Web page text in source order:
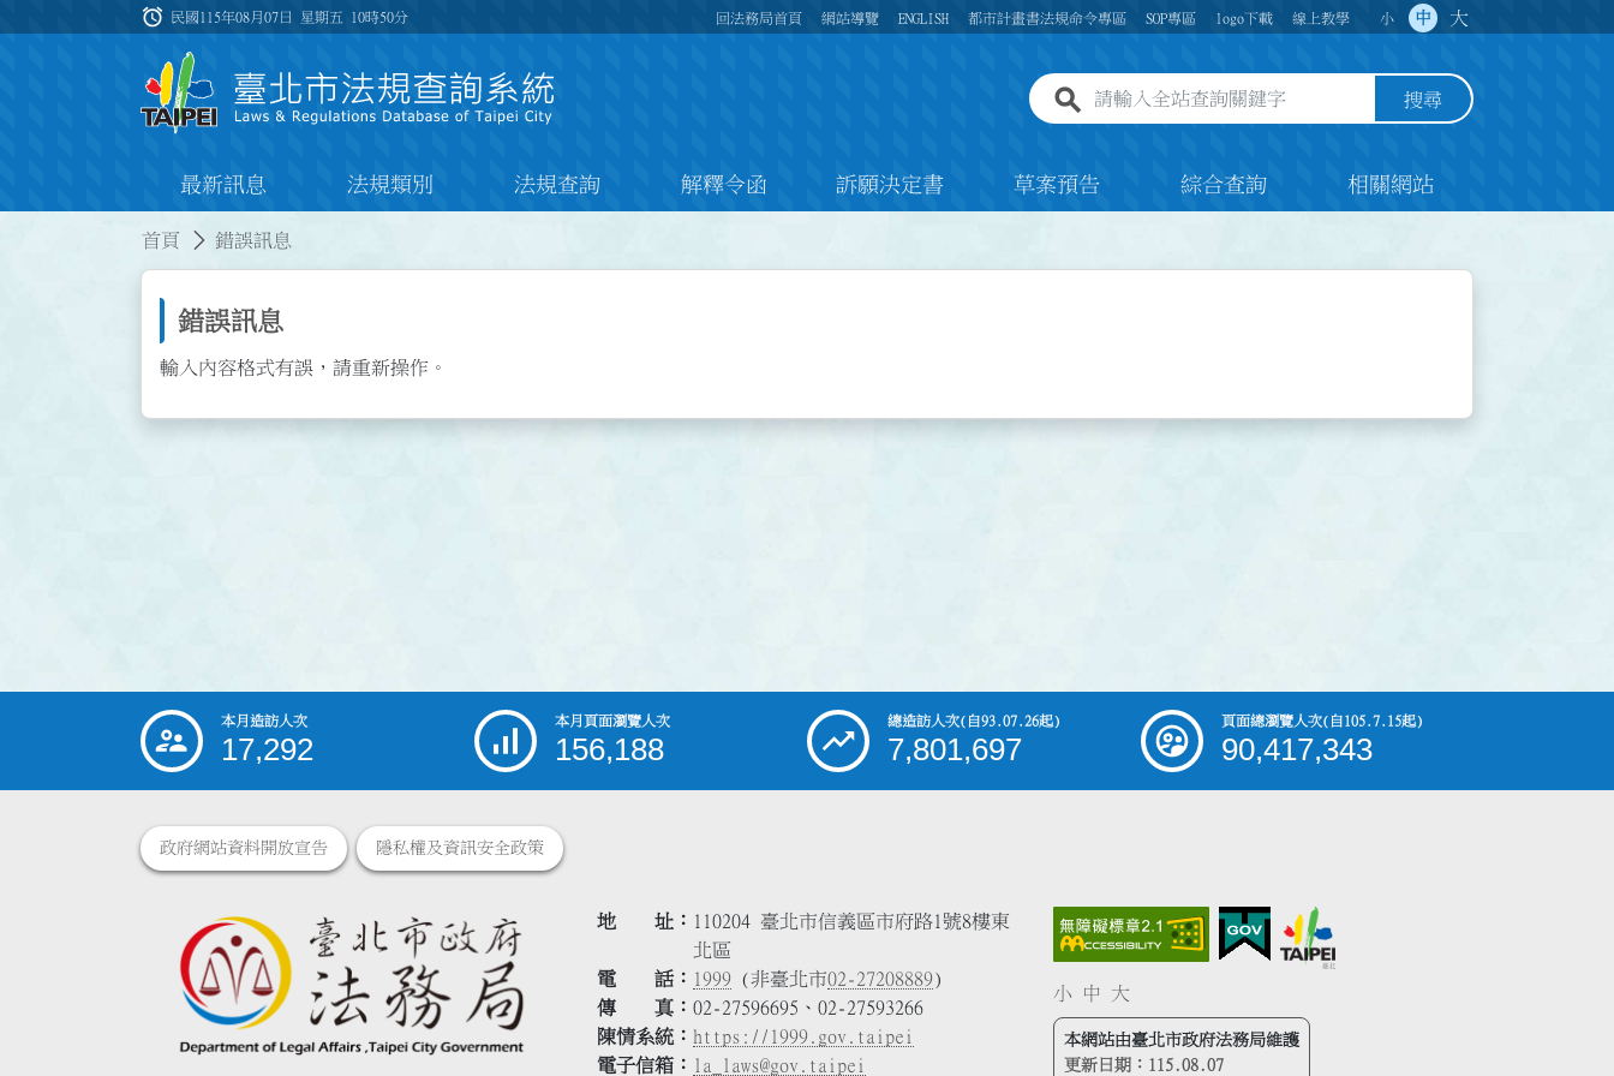
:::
alarm 民國115年08月07日 星期五 10時50分 回法務局首頁 網站導覽 ENGLISH 都市計畫書法規命令專區 SOP專區 logo下載 線上教學 小 中 大
全站查詢關鍵字欄位 搜尋
最新訊息 法規類別 法規查詢 解釋令函 訴願決定書 草案預告 綜合查詢 相關網站
首頁 錯誤訊息
錯誤訊息
輸入內容格式有誤，請重新操作。
::: 本月造訪人次
17,292
本月頁面瀏覽人次
156,188
總造訪人次(自93.07.26起)
7,801,697
頁面總瀏覽人次(自105.7.15起)
90,417,343
政府網站資料開放宣告 隱私權及資訊安全政策
地 址
110204 臺北市信義區市府路1號8樓東
北區
電 話
1999 (非臺北市02-27208889)
傳 真
02-27596695、02-27593266
陳情系統
https://1999.gov.taipei
電子信箱
la_laws@gov.taipei
小 中 大
本網站由臺北市政府法務局維護
更新日期： 115.08.07